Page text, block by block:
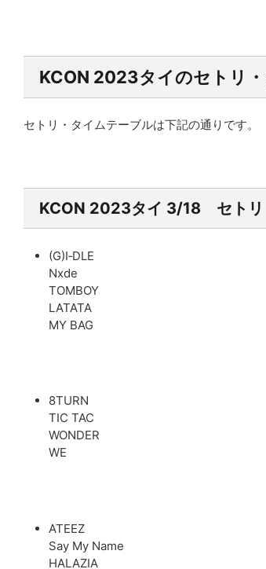
KCON 2023タイのセトリ
セトリ・タイムテーブルは下記の通りです。
KCON 2023タイ 3/18 セトリ
(G)I‐DLE
Nxde
TOMBOY
LATATA
MY BAG
8TURN
TIC TAC
WONDER
WE
ATEEZ
Say My Name
HALAZIA